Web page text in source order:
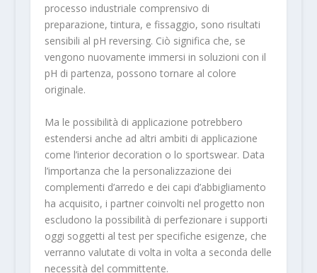
processo industriale comprensivo di
preparazione, tintura, e fissaggio, sono risultati
sensibili al pH reversing. Ciò significa che, se
vengono nuovamente immersi in soluzioni con il
pH di partenza, possono tornare al colore
originale.
Ma le possibilità di applicazione potrebbero
estendersi anche ad altri ambiti di applicazione
come l’interior decoration o lo sportswear. Data
l’importanza che la personalizzazione dei
complementi d’arredo e dei capi d’abbigliamento
ha acquisito, i partner coinvolti nel progetto non
escludono la possibilità di perfezionare i supporti
oggi soggetti al test per specifiche esigenze, che
verranno valutate di volta in volta a seconda delle
necessità del committente.